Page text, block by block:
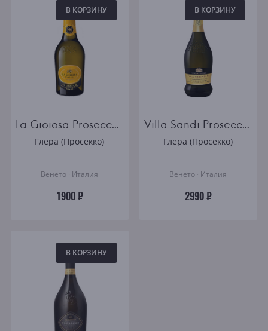
В КОРЗИНУ
La Gioiosa Prosecco DOC Treviso Brut 0.375l
Глера (Просекко)
Венето · Италия
1900 ₽
В КОРЗИНУ
Villa Sandi Prosecco di Valdobbiadene DOCG Superiore Extra Dry
Глера (Просекко)
Венето · Италия
2990 ₽
В КОРЗИНУ